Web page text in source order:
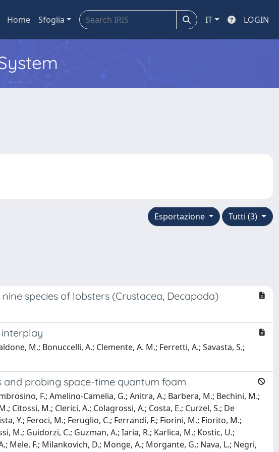
Home Sfoglia IT LOGIN
Tutti (3)
Esportazione
species of lobsters (Crustacea, Decapoda)
M.; Bonuccelli, A.; Clemente, A. M.; Ferretti, A.; Savasta, S.;
and probing space-time quantum foam
F.; Amelino-Camelia, G.; Anitra, A.; Barbera, M.; Bechini, M.;
Citossi, M.; Clerici, A.; Colagrossi, A.; Costa, E.; Curzel, S.; De
Y.; Feroci, M.; Feruglio, C.; Ferrandi, F.; Fiorini, M.; Fiorito, M.;
M.; Guidorzi, C.; Guzman, A.; Iaria, R.; Karlica, M.; Kostic, U.;
Mele, F.; Milankovich, D.; Monge, A.; Morgante, G.; Nava, L.; Negri,